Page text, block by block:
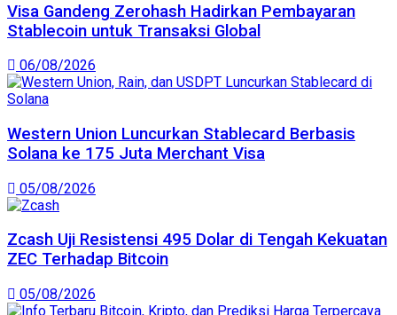
Visa Gandeng Zerohash Hadirkan Pembayaran
Stablecoin untuk Transaksi Global
06/08/2026
Western Union Luncurkan Stablecard Berbasis
Solana ke 175 Juta Merchant Visa
05/08/2026
Zcash Uji Resistensi 495 Dolar di Tengah Kekuatan
ZEC Terhadap Bitcoin
05/08/2026